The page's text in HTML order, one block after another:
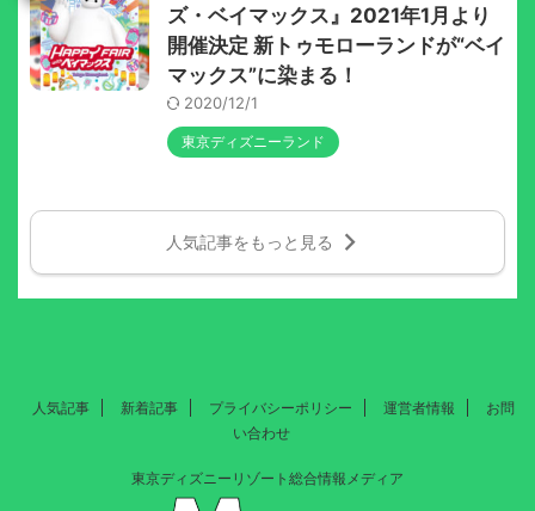
ズ・ベイマックス』2021年1月より
開催決定 新トゥモローランドが“ベイ
マックス”に染まる！
2020/12/1
東京ディズニーランド
人気記事をもっと見る
人気記事 新着記事 プライバシーポリシー 運営者情報
お問
い合わせ
東京ディズニーリゾート総合情報メディア